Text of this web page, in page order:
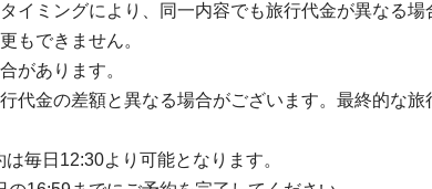
イミングにより、同一内容でも旅行代金が異なる場
もできません。
があります。
代金の差額と異なる場合がございます。最終的な旅
毎日12:30より可能となります。